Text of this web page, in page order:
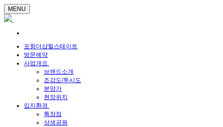
MENU
포항더샵힐스테이트
방문예약
사업개요
브랜드소개
조감도/투시도
분양가
현장위치
입지환경
특장점
상생공원